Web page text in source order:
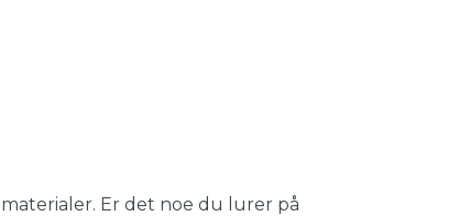
Er det noe du lurer på